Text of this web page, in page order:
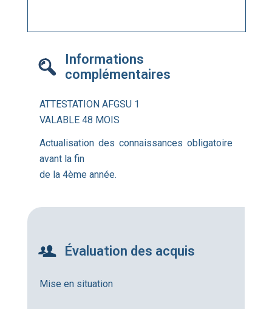
Informations
complémentaires
ATTESTATION AFGSU 1
VALABLE 48 MOIS
Actualisation des connaissances obligatoire
avant la fin
de la 4ème année.
Évaluation des acquis
Mise en situation